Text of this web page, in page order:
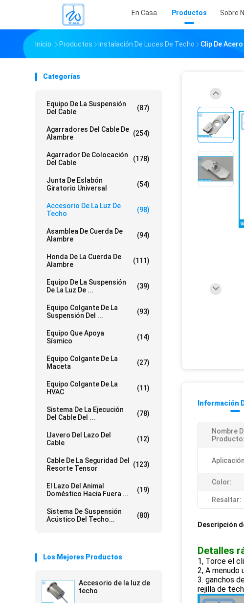
En Casa. Productos Sobre
Inicio Productos Instalación De Luces De Techo Clip De
Categorías
Equipo De La Suspensión
Del Cable
(87)
Agarradores Del Cable De
Alambre
(254)
Agarrador De Colocación
Del Cable
(178)
Junta De Eslabón
Giratorio Universal
(54)
Accesorio De La Luz De
Techo
(98)
Asamblea De Cuerda De
Alambre
(94)
Honda De La Cuerda De
Alambre
(111)
Equipo De La Suspensión
De La Luz De ...
(39)
Equipo Colgante De La
Suspensión Del ...
(93)
Equipo Que Apoya
Sísmico
(14)
Equipo Colgante De La
Maceta
(27)
Equipo Colgante De La
HVAC
(11)
Sistema De La Ejecución
Del Cable Del ...
(78)
Llavero Del Lazo Del
Cable
(12)
Cable De La Seguridad Del
Resorte Tensor
(123)
El Lazo Del Animal
Doméstico Hacia Fuera ...
(19)
Sistema De Suspensión
Acústico Del Techo...
(80)
Los Mejores Productos
Accesorio de la luz de
techo
Información
Nombre
Producto:
Color:
Resaltar:
Descripción
Detalles
1, Torce el
2, A menudo
3. ganchos
rejilla de